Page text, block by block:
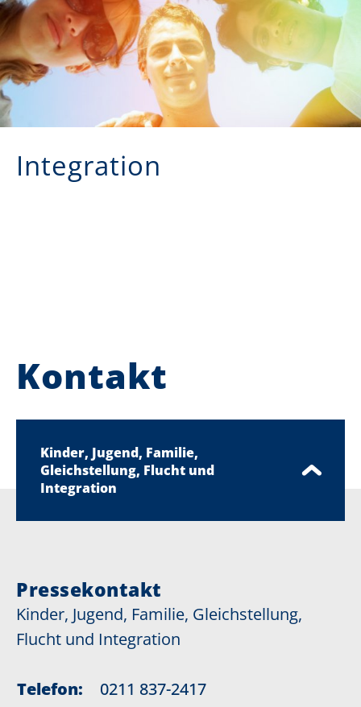
Integration
Kontakt
Kinder, Jugend, Familie,
Gleichstellung, Flucht und
Integration
Pressekontakt
Kinder, Jugend, Familie, Gleichstellung,
Flucht und Integration
Telefon:
0211 837-2417